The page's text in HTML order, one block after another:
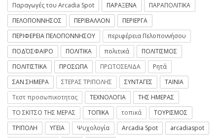
Παραγωγές του Arcadia Spot
ΠΑΡΑΞΕΝΑ
ΠΑΡΑΠΟΛΙΤΙΚΑ
ΠΕΛΟΠΟΝΝΗΣΟΣ
ΠΕΡΙΒΑΛΛΟΝ
ΠΕΡΙΕΡΓΑ
ΠΕΡΙΦΕΡΕΙΑ ΠΕΛΟΠΟΝΝΗΣΟΥ
περιφέρεια Πελοποννήσου
ΠΟΔΌΣΦΑΙΡΟ
ΠΟΛΙΤΙΚΑ πολιτικά
ΠΟΛΙΤΙΣΜΟΣ
ΠΟΛΙΤΙΣΤΙΚΑ
ΠΡΟΣΩΠΑ ΠΡΩΤΟΣΕΛΙΔΑ
Ρητά
ΣΑΝ ΣΗΜΕΡΑ
ΣΤΕΡΑΣ ΤΡΙΠΟΛΗΣ ΣΥΝΤΑΓΕΣ
ΤΑΙΝΙΑ
Τεστ προσωπικοτητας
ΤΕΧΝΟΛΟΓΙΑ
ΤΗΣ ΗΜΕΡΑΣ
ΤΟ ΣΚΙΤΣΟ ΤΗΣ ΜΕΡΑΣ
ΤΟΠΙΚΑ τοπικά
ΤΟΥΡΙΣΜΟΣ
ΤΡΙΠΟΛΗ
ΥΓΕΙΑ Ψυχολογία Arcadia Spot
arcadiaspot